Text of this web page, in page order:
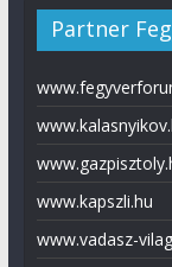
Partner
www.kapszli.hu
www.vadasz-